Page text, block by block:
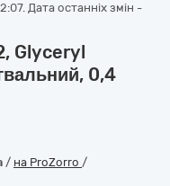
Дата останніх змін -
Glyceryl
0,4
/ на ProZorro /